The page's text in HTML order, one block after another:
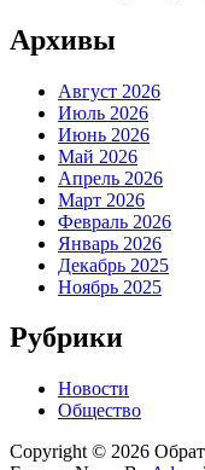
Архивы
Август 2026
Июль 2026
Июнь 2026
Май 2026
Апрель 2026
Март 2026
Февраль 2026
Январь 2026
Декабрь 2025
Ноябрь 2025
Рубрики
Новости
Общество
Copyright © 2026